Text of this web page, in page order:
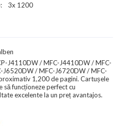
3x 1200
J4110DW / MFC-J4410DW / MFC-
/ MFC-J6720DW / MFC-
1,200 de pagini. Cartușele
funcționeze perfect cu
excelente la un preț avantajos.